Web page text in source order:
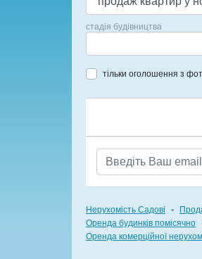
стадія будівництва
тільки оголошення з
Нерухомість Садові ▪
Оренда будинків помісячно
Оренда комерційної